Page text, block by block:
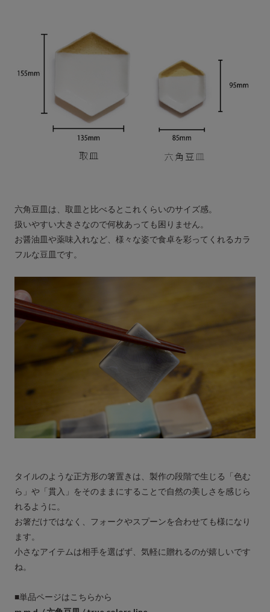
六角豆皿は、取皿と比べるとこれくらいのサイズ感。
扱いやすい大きさなので何枚あっても困りません。
お醤油皿や薬味入れなど、様々な姿で食卓を彩ってくれるカラ
フルな豆皿です。
タイルのような正方形の箸置きは、製作の段階で生じる「色む
ら」や「貫入」をそのままにすることで自然の美しさを感じら
れるように。
お箸だけではなく、フォークやスプーンを合わせても様になり
ます。
小さなアイテムは相手を選ばず、気軽に贈れるのが嬉しいです
ね。
■単品ページはこちらから